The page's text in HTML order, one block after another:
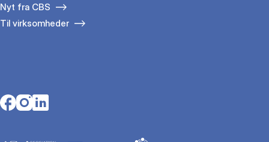
Nyt fra CBS
Til virksomheder
Opens in a new tab
Opens in a new tab
Opens in a new tab